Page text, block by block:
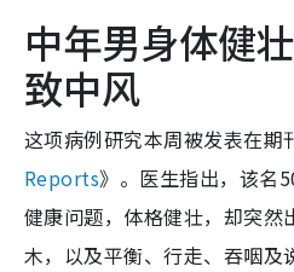
中年男身体健
致中风
这项病例研究本周被发表在期
Reports》。医生指出，该名
健康问题，体格健壮，却突然
木，以及平衡、行走、吞咽及